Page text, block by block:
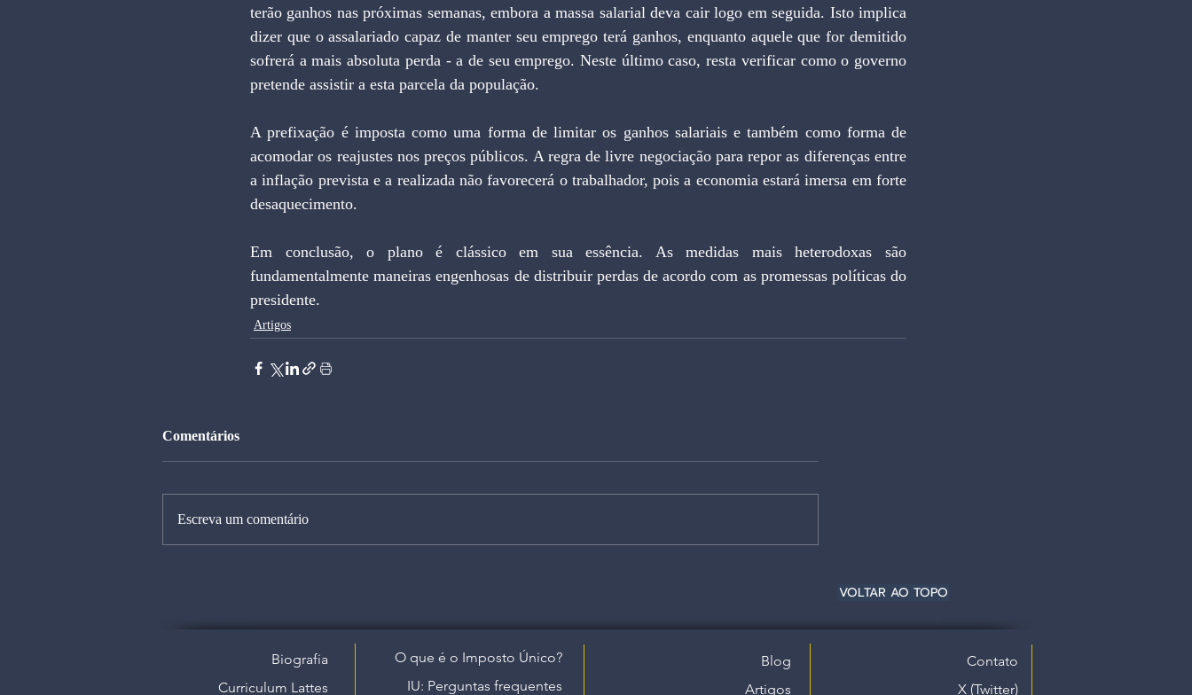
terão ganhos nas próximas semanas, embora a massa salarial deva cair logo em seguida. Isto implica
dizer que o assalariado capaz de manter seu emprego terá ganhos, enquanto aquele que for demitido
sofrerá a mais absoluta perda - a de seu emprego. Neste último caso, resta verificar como o governo
pretende assistir a esta parcela da população.
A prefixação é imposta como uma forma de limitar os ganhos salariais e também como forma de
acomodar os reajustes nos preços públicos. A regra de livre negociação para repor as diferenças entre
a inflação prevista e a realizada não favorecerá o trabalhador, pois a economia estará imersa em forte
desaquecimento.
Em conclusão, o plano é clássico em sua essência. As medidas mais heterodoxas são
fundamentalmente maneiras engenhosas de distribuir perdas de acordo com as promessas políticas do
presidente.
Artigos
Comentários
Escreva um comentário
VOLTAR AO TOPO
Biografia
Curriculum Lattes
O que é o Imposto Único?
IU: Perguntas frequentes
Blog
Artigos
Contato
X (Twitter)